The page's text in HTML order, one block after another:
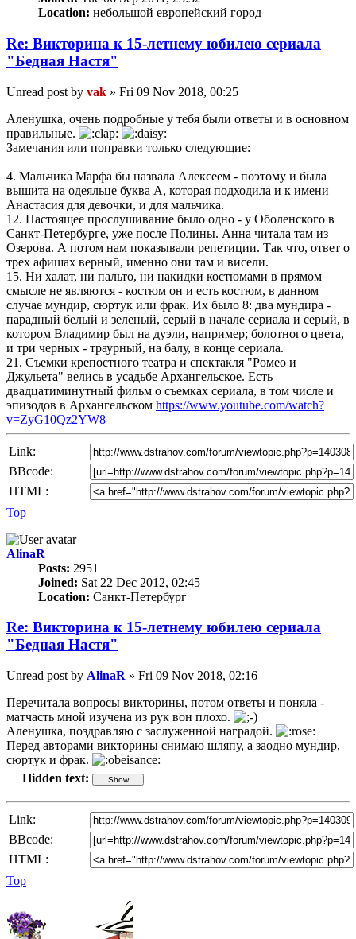
Location: небольшой европейский город
Re: Викторина к 15-летнему юбилею сериала
"Бедная Настя"
Unread post by vak » Fri 09 Nov 2018, 00:25
Аленушка, очень подробные у тебя были ответы и в основном
правильные.
Замечания или поправки только следующие:
4. Мальчика Марфа бы назвала Алексеем - поэтому и была
вышита на одеяльце буква А, которая подходила и к имени
Анастасия для девочки, и для мальчика.
12. Настоящее прослушивание было одно - у Оболенского в
Санкт-Петербурге, уже после Полины. Анна читала там из
Озерова. А потом нам показывали репетиции. Так что, ответ о
трех афишах верный, именно они там и висели.
15. Ни халат, ни пальто, ни накидки костюмами в прямом
смысле не являются - костюм он и есть костюм, в данном
случае мундир, сюртук или фрак. Их было 8: два мундира -
парадный белый и зеленый, серый в начале сериала и серый, в
котором Владимир был на дуэли, например; болотного цвета,
и три черных - траурный, на балу, в конце сериала.
21. Съемки крепостного театра и спектакля "Ромео и
Джульета" велись в усадьбе Архангельское. Есть
двадцатиминутный фильм о съемках сериала, в том числе и
эпизодов в Архангельском https://www.youtube.com/watch?
v=ZyG10Qz2YW8
Link:
BBcode:
HTML:
Top
AlinaR
Posts: 2951
Joined: Sat 22 Dec 2012, 02:45
Location: Санкт-Петербург
Re: Викторина к 15-летнему юбилею сериала
"Бедная Настя"
Unread post by AlinaR » Fri 09 Nov 2018, 02:16
Перечитала вопросы викторины, потом ответы и поняла -
матчасть мной изучена из рук вон плохо.
Аленушка, поздравляю с заслуженной наградой.
Перед авторами викторины снимаю шляпу, а заодно мундир,
сюртук и фрак.
Hidden text:
Link:
BBcode:
HTML:
Top